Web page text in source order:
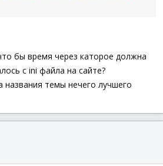
бы время через каторое должна
с ini файла на сайте?
названия темы нечего лучшего